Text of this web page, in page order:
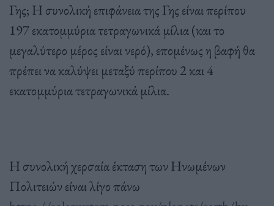
Γης; Η συνολική επιφάνεια της Γης είναι περίπου
197 εκατομμύρια τετραγωνικά μίλια (και το
μεγαλύτερο μέρος είναι νερό), επομένως η βαφή θα
πρέπει να καλύψει μεταξύ περίπου 2 και 4
εκατομμύρια τετραγωνικά μίλια.
Η συνολική χερσαία έκταση των Ηνωμένων
Πολιτειών είναι λίγο πάνω